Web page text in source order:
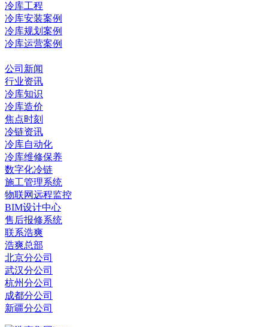
冷库工程
冷库安装案例
冷库规划案例
冷库运营案例
公司新闻
行业资讯
冷库知识
冷库造价
焦点时刻
冷链资讯
冷库自动化
冷库维修保养
数字化冷链
施工管理系统
物联网远程监控
BIM设计中心
售后报修系统
联系浩爽
浩爽总部
北京分公司
武汉分公司
杭州分公司
成都分公司
新疆分公司